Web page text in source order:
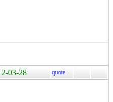
03-28 quote